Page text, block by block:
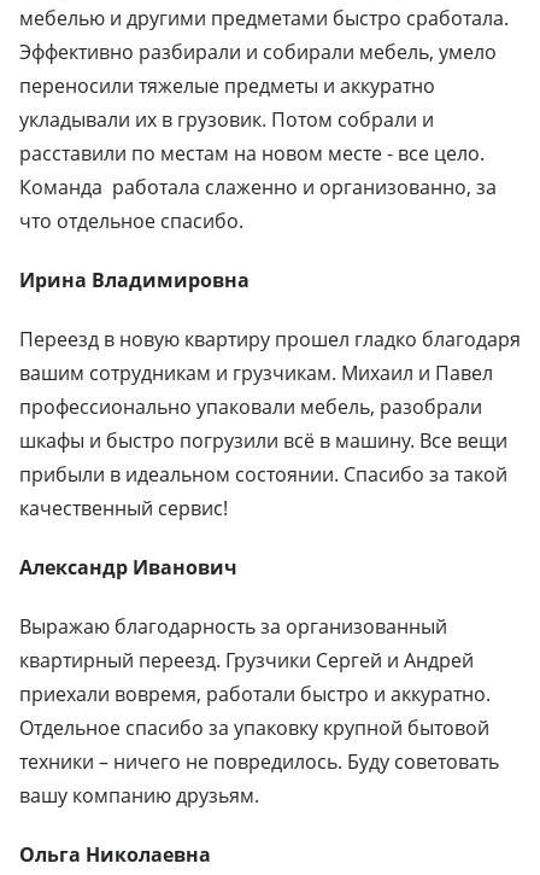
мебелью и другими предметами быстро сработала.
Эффективно разбирали и собирали мебель, умело
переносили тяжелые предметы и аккуратно
укладывали их в грузовик. Потом собрали и
расставили по местам на новом месте - все цело.
Команда работала слаженно и организованно, за
что отдельное спасибо.
Ирина Владимировна
Переезд в новую квартиру прошел гладко благодаря
вашим сотрудникам и грузчикам. Михаил и Павел
профессионально упаковали мебель, разобрали
шкафы и быстро погрузили всё в машину. Все вещи
прибыли в идеальном состоянии. Спасибо за такой
качественный сервис!
Александр Иванович
Выражаю благодарность за организованный
квартирный переезд. Грузчики Сергей и Андрей
приехали вовремя, работали быстро и аккуратно.
Отдельное спасибо за упаковку крупной бытовой
техники – ничего не повредилось. Буду советовать
вашу компанию друзьям.
Ольга Николаевна